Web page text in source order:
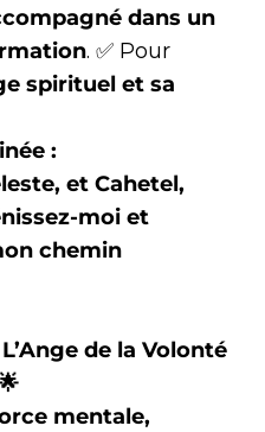
dans un
. ✅ Pour
spirituel et sa
:
et Cahetel,
moi et
chemin
de la Volonté
mentale,